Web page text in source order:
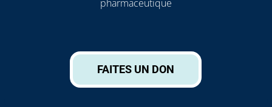
pharmaceutique
FAITES UN DON